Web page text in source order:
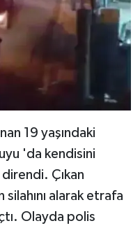
19 yaşındaki
'da kendisini
Çıkan
alarak etrafa
Olayda polis